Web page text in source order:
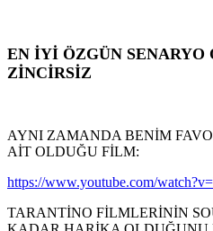
EN İYİ ÖZGÜN SENARYO
ZİNCİRSİZ
AYNI ZAMANDA BENİM
AİT OLDUĞU FİLM:
https://www.youtube.com/
TARANTİNO FİLMLERİNİN